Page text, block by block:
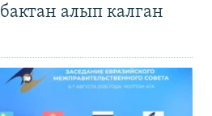
алып калган